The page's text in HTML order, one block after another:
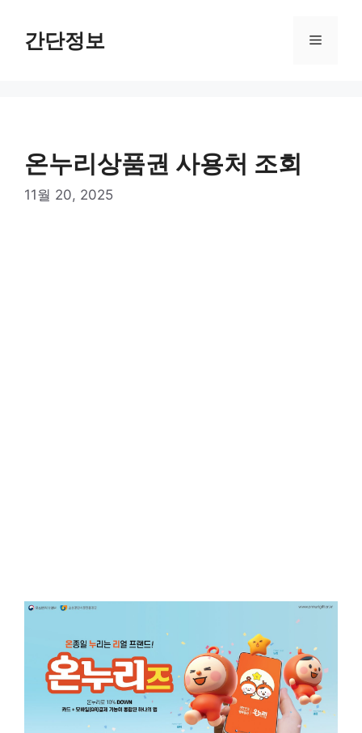
간단정보 메
온누리상품권 사용처 조회
11월 20, 2025